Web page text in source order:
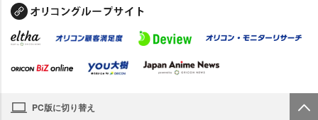
PC版に切り替え